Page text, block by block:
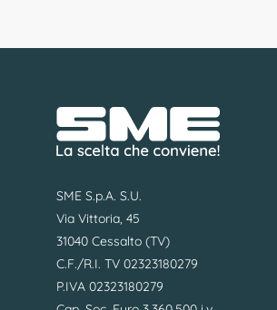
SME S.p.A. S.U.
Via Vittoria, 45
31040 Cessalto (TV)
C.F./R.I. TV 02323180279
P.IVA 02323180279